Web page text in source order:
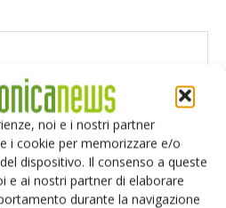
noi e i nostri partner
i cookie per memorizzare e/o
dispositivo. Il consenso a queste
e ai nostri partner di elaborare
durante la navigazione